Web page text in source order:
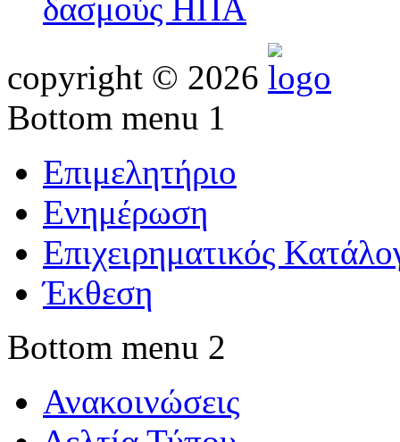
δασμούς ΗΠΑ
copyright © 2026
Bottom menu 1
Επιμελητήριο
Ενημέρωση
Επιχειρηματικός
Έκθεση
Bottom menu 2
Ανακοινώσεις